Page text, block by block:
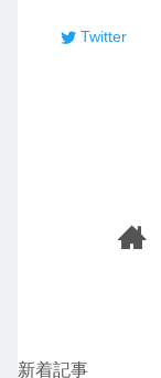
Twitter
新着記事